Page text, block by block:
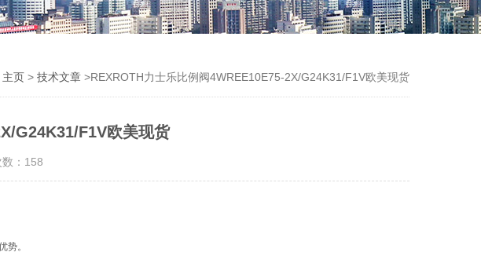
主页> 技术文章>REXROTH力士乐比例阀4WREE10E75-2X/G24K31/F1V欧美现货
G24K31/F1V欧美现货
：158
势。